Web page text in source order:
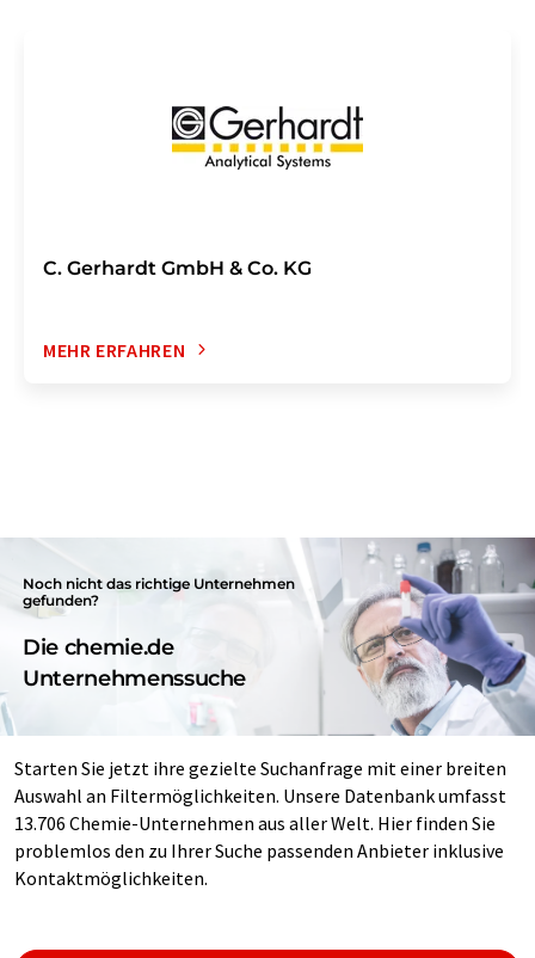
C. Gerhardt GmbH & Co. KG
MEHR ERFAHREN
Noch nicht das richtige Unternehmen
gefunden?
Die chemie.de
Unternehmenssuche
Starten Sie jetzt ihre gezielte Suchanfrage mit einer breiten
Auswahl an Filtermöglichkeiten. Unsere Datenbank umfasst
13.706 Chemie-Unternehmen aus aller Welt. Hier finden Sie
problemlos den zu Ihrer Suche passenden Anbieter inklusive
Kontaktmöglichkeiten.